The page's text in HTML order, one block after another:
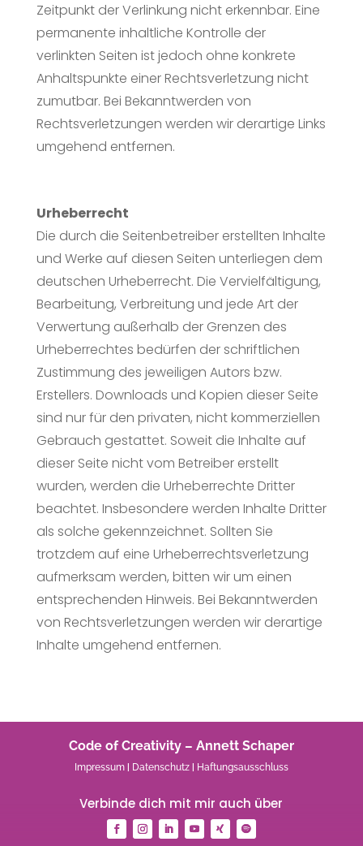
Zeitpunkt der Verlinkung nicht erkennbar. Eine
permanente inhaltliche Kontrolle der
verlinkten Seiten ist jedoch ohne konkrete
Anhaltspunkte einer Rechtsverletzung nicht
zumutbar. Bei Bekanntwerden von
Rechtsverletzungen werden wir derartige Links
umgehend entfernen.
Urheberrecht
Die durch die Seitenbetreiber erstellten Inhalte
und Werke auf diesen Seiten unterliegen dem
deutschen Urheberrecht. Die Vervielfältigung,
Bearbeitung, Verbreitung und jede Art der
Verwertung außerhalb der Grenzen des
Urheberrechtes bedürfen der schriftlichen
Zustimmung des jeweiligen Autors bzw.
Erstellers. Downloads und Kopien dieser Seite
sind nur für den privaten, nicht kommerziellen
Gebrauch gestattet. Soweit die Inhalte auf
dieser Seite nicht vom Betreiber erstellt
wurden, werden die Urheberrechte Dritter
beachtet. Insbesondere werden Inhalte Dritter
als solche gekennzeichnet. Sollten Sie
trotzdem auf eine Urheberrechtsverletzung
aufmerksam werden, bitten wir um einen
entsprechenden Hinweis. Bei Bekanntwerden
von Rechtsverletzungen werden wir derartige
Inhalte umgehend entfernen.
Code of Creativity – Annett Schaper
Impressum| Datenschutz| Haftungsausschluss
Verbinde dich mit mir auch über